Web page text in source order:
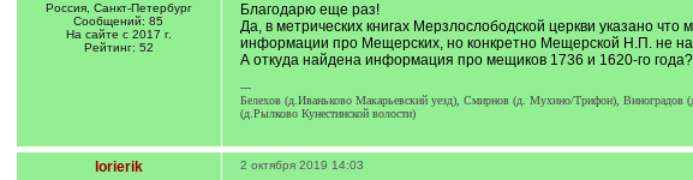
Россия, Санкт-Петербург
Сообщений: 85
На сайте с 2017 г.
Рейтинг: 52
Благодарю еще раз!
Да, в метрических книгах Мерзлослободской церкви указано
информации про Мещерских, но конкретно Мещерской Н.П. не
А откуда найдена информация про мещиков 1736 и 1620-го года?
---
Белехов (д.Иваньково Макарьевский уезд), Смирнов (д. Мухино/Трифон), Виноградов
(д.Рылково Кунестинской волости)
lorierik 2 октября 2019 14:03